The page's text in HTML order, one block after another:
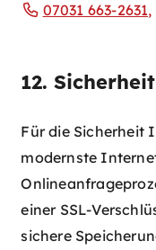
07031 663-2631,
12. Sicherheit
Für die Sicherheit
modernste
einer SSL-
sichere